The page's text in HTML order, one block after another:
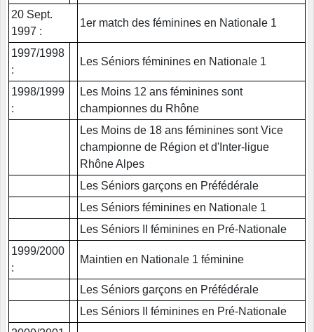
20 Sept.
1997 :
1er match des féminines en Nationale 1
1997/1998
:
Les Séniors féminines en Nationale 1
1998/1999
:
Les Moins 12 ans féminines sont
championnes du Rhône
Les Moins de 18 ans féminines sont Vice
championne de Région et d'Inter-ligue
Rhône Alpes
Les Séniors garçons en Préfédérale
Les Séniors féminines en Nationale 1
Les Séniors II féminines en Pré-Nationale
1999/2000
:
Maintien en Nationale 1 féminine
Les Séniors garçons en Préfédérale
Les Séniors II féminines en Pré-Nationale